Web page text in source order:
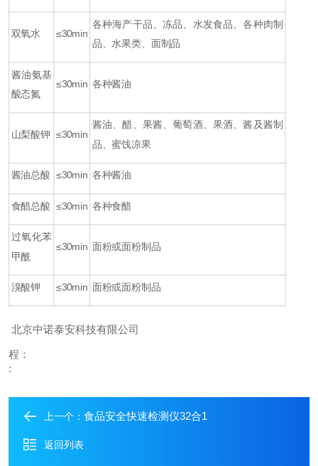
双氧水 ≤30min
各种海产干品、冻品、水发食品、各种肉制
品、水果类、面制品
酱油氨基
酸态氮
≤30min 各种酱油
山梨酸钾 ≤30min
酱油、醋、果酱、葡萄酒、果酒、酱及酱制
品、蜜饯凉果
酱油总酸 ≤30min 各种酱油
食醋总酸 ≤30min 各种食醋
过氧化苯
甲酰
≤30min 面粉或面粉制品
溴酸钾 ≤30min 面粉或面粉制品
北京中诺泰安科技有限公司
程：
:
上一个： 食品安全快速检测仪32合1
返回列表